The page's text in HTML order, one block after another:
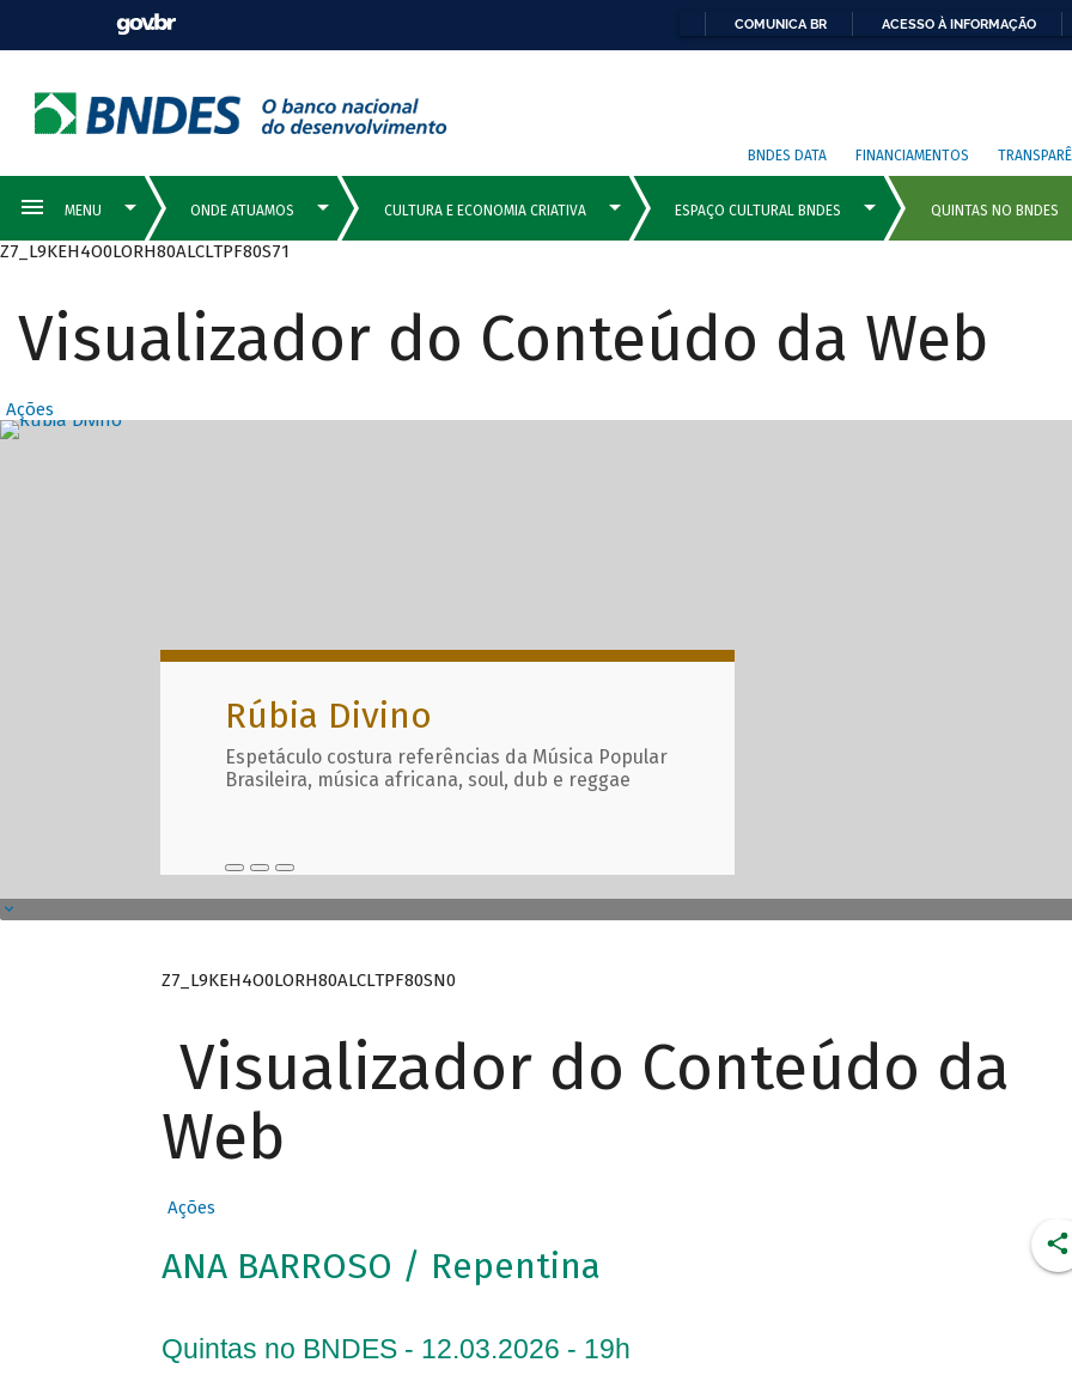
COMUNICA BR ACESSO À INFORMAÇÃO
BNDES DATA FINANCIAMENTOS
Z7_L9KEH4O0LORH80ALCLTPF80S71
Visualizador do Conteúdo da Web
Ações
Destaques Principais com
Rúbia Divino
Espetáculo costura referências da Música Popular
Brasileira, música africana, soul, dub e reggae
Z7_L9KEH4O0LORH80ALCLTPF80SN0
Visualizador do Conteúdo da
Web
Ações
ANA BARROSO / Repentina
Quintas no BNDES - 12.03.2026 - 19h